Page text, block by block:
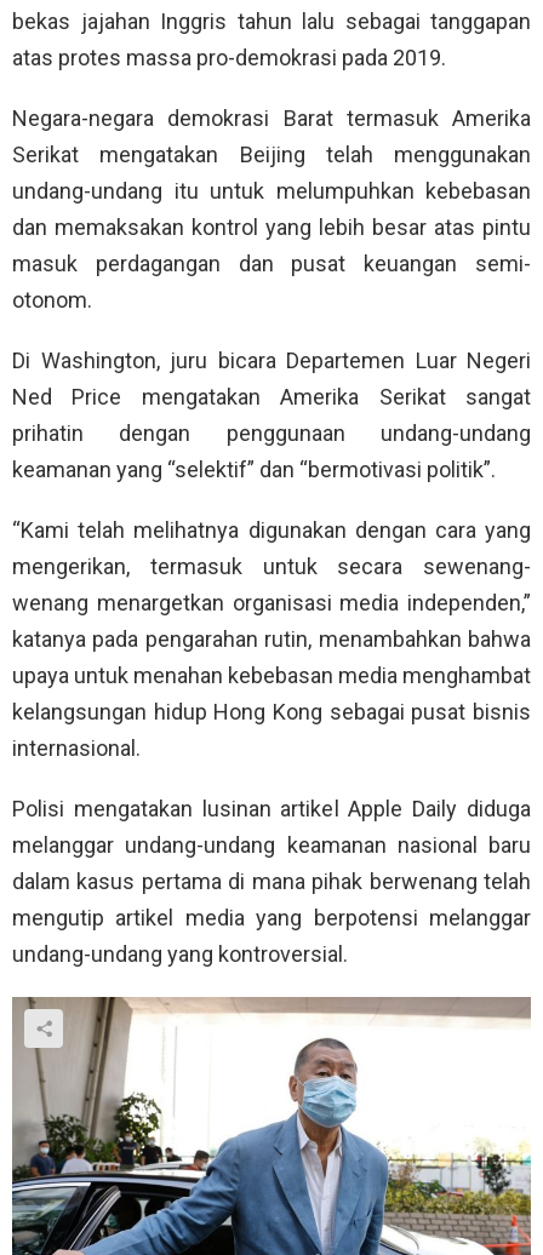
bekas jajahan Inggris tahun lalu sebagai tanggapan
atas protes massa pro-demokrasi pada 2019.
Negara-negara demokrasi Barat termasuk Amerika
Serikat mengatakan Beijing telah menggunakan
undang-undang itu untuk melumpuhkan kebebasan
dan memaksakan kontrol yang lebih besar atas pintu
masuk perdagangan dan pusat keuangan semi-
otonom.
Di Washington, juru bicara Departemen Luar Negeri
Ned Price mengatakan Amerika Serikat sangat
prihatin dengan penggunaan undang-undang
keamanan yang “selektif” dan “bermotivasi politik”.
“Kami telah melihatnya digunakan dengan cara yang
mengerikan, termasuk untuk secara sewenang-
wenang menargetkan organisasi media independen,”
katanya pada pengarahan rutin, menambahkan bahwa
upaya untuk menahan kebebasan media menghambat
kelangsungan hidup Hong Kong sebagai pusat bisnis
internasional.
Polisi mengatakan lusinan artikel Apple Daily diduga
melanggar undang-undang keamanan nasional baru
dalam kasus pertama di mana pihak berwenang telah
mengutip artikel media yang berpotensi melanggar
undang-undang yang kontroversial.